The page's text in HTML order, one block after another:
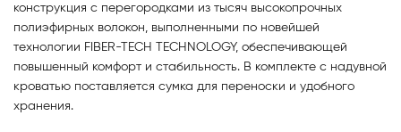
конструкция с перегородками из тысяч высокопрочных
полиэфирных волокон, выполненными по новейшей
технологии FIBER-TECH TECHNOLOGY, обеспечивающей
повышенный комфорт и стабильность. В комплекте с надувной
кроватью поставляется сумка для переноски и удобного
хранения.